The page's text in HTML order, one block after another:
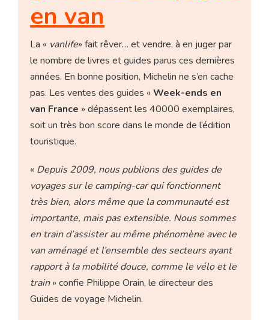
en van
La « vanlife» fait rêver… et vendre, à en juger par
le nombre de livres et guides parus ces dernières
années. En bonne position, Michelin ne s’en cache
pas. Les ventes des guides «Week-ends en
van France » dépassent les 40000 exemplaires,
soit un très bon score dans le monde de l’édition
touristique.
« Depuis 2009, nous publions des guides de
voyages sur le camping-car qui fonctionnent
très bien, alors même que la communauté est
importante, mais pas extensible. Nous sommes
en train d’assister au même phénomène avec le
van aménagé et l’ensemble des secteurs ayant
rapport à la mobilité douce, comme le vélo et le
train» confie Philippe Orain, le directeur des
Guides de voyage Michelin.